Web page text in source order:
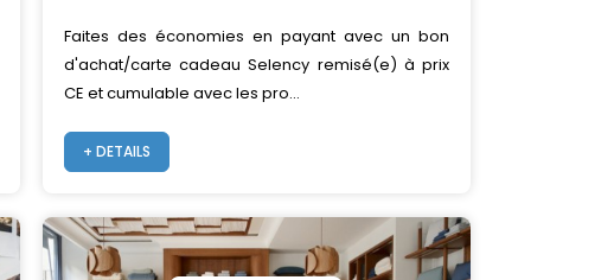
Faites des économies en payant avec un bon
d'achat/carte cadeau Selency remisé(e) à prix
CE et cumulable avec les pro...
+ DETAILS